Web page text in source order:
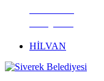
HİLVAN